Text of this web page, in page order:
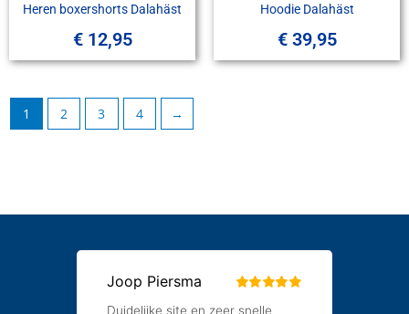
Heren boxershorts Dalahäst
€12,95
Hoodie Dalahäst
€39,95
1 2 3 4 →